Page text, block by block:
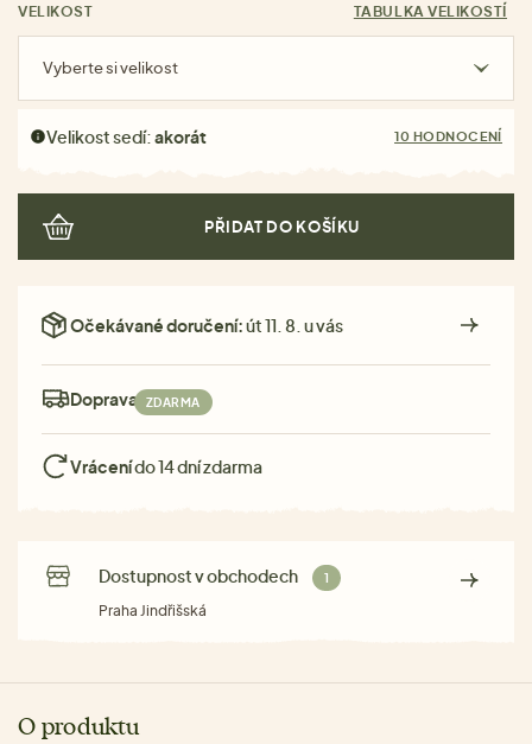
VELIKOST TABULKA VELIKOSTÍ
Vyberte si velikost
Velikost sedí:akorát 10 HODNOCENÍ
PŘIDAT DO KOŠÍKU
Očekávané doručení:út 11. 8. u vás
Doprava: ZDARMA
Vrácenído 14 dní zdarma
Dostupnost v obchodech 1
Praha Jindřišská
O produktu